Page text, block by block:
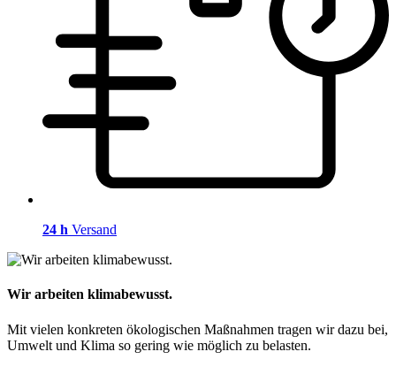
24 h Versand
Wir arbeiten klimabewusst.
Mit vielen konkreten ökologischen Maßnahmen tragen wir dazu bei,
Umwelt und Klima so gering wie möglich zu belasten.